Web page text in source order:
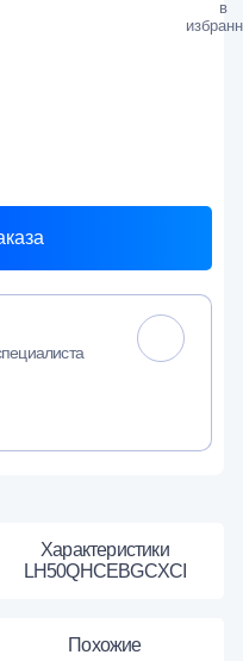
Характеристики
LH50QHCEBGCXCI
Похожие